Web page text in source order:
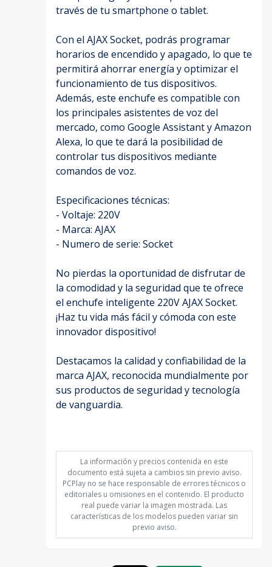
través de tu smartphone o tablet.
Con el AJAX Socket, podrás programar
horarios de encendido y apagado, lo que te
permitirá ahorrar energía y optimizar el
funcionamiento de tus dispositivos.
Además, este enchufe es compatible con
los principales asistentes de voz del
mercado, como Google Assistant y Amazon
Alexa, lo que te dará la posibilidad de
controlar tus dispositivos mediante
comandos de voz.
Especificaciones técnicas:
- Voltaje: 220V
- Marca: AJAX
- Numero de serie: Socket
No pierdas la oportunidad de disfrutar de
la comodidad y la seguridad que te ofrece
el enchufe inteligente 220V AJAX Socket.
¡Haz tu vida más fácil y cómoda con este
innovador dispositivo!
Destacamos la calidad y confiabilidad de la
marca AJAX, reconocida mundialmente por
sus productos de seguridad y tecnología
de vanguardia.
La información y precios contenida en este
documento está sujeta a cambios sin previo aviso.
PCPlay no se hace responsable de errores técnicos o
editoriales u omisiones en el contenido. El producto
real puede variar la imagen mostrada. Las
características de los modelos pueden variar sin
previo aviso.